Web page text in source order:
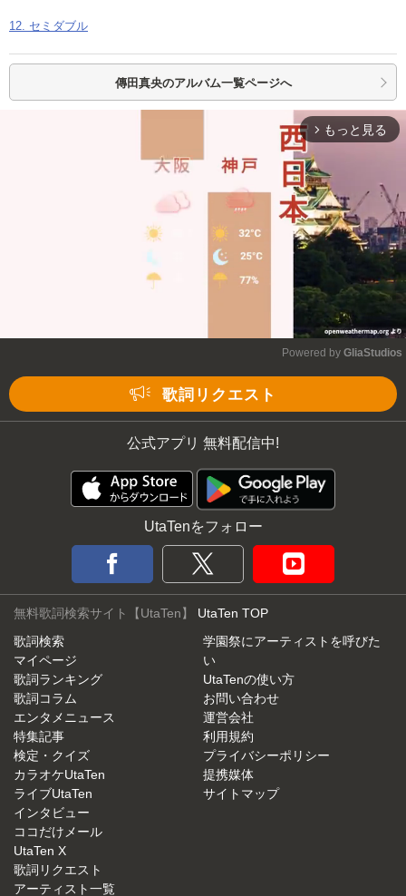
12. セミダブル
傳田真央のアルバム一覧ページへ
arrow_forward_ios もっと見る
Powered by GliaStudios
歌詞リクエスト
公式アプリ 無料配信中!
UtaTenをフォロー
無料歌詞検索サイト【UtaTen】 UtaTen TOP
歌詞検索
マイページ
歌詞ランキング
歌詞コラム
エンタメニュース
特集記事
検定・クイズ
カラオケUtaTen
ライブUtaTen
インタビュー
ココだけメール
UtaTen X
歌詞リクエスト
アーティスト一覧
学園祭にアーティストを呼びた
い
UtaTenの使い方
お問い合わせ
運営会社
利用規約
プライバシーポリシー
提携媒体
サイトマップ